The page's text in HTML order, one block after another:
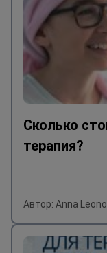
Сколько
терапия?
Автор: Anna